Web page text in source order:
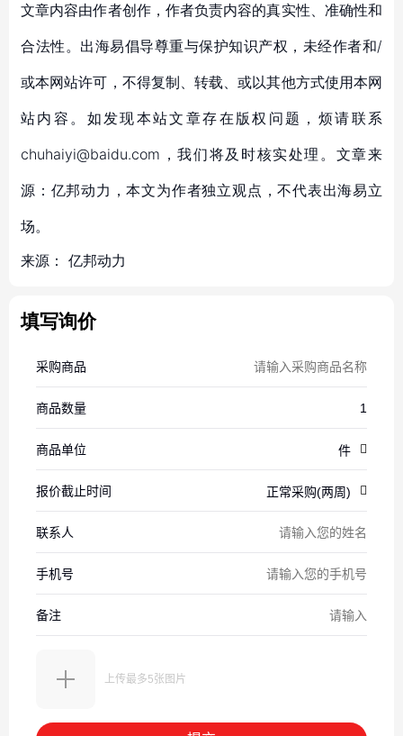
文章内容由作者创作，作者负责内容的真实性、准确性和
合法性。出海易倡导尊重与保护知识产权，未经作者和/
或本网站许可，不得复制、转载、或以其他方式使用本网
站内容。如发现本站文章存在版权问题，烦请联系
chuhaiyi@baidu.com，我们将及时核实处理。文章来
源：亿邦动力，本文为作者独立观点，不代表出海易立
场。
来源： 亿邦动力
填写询价